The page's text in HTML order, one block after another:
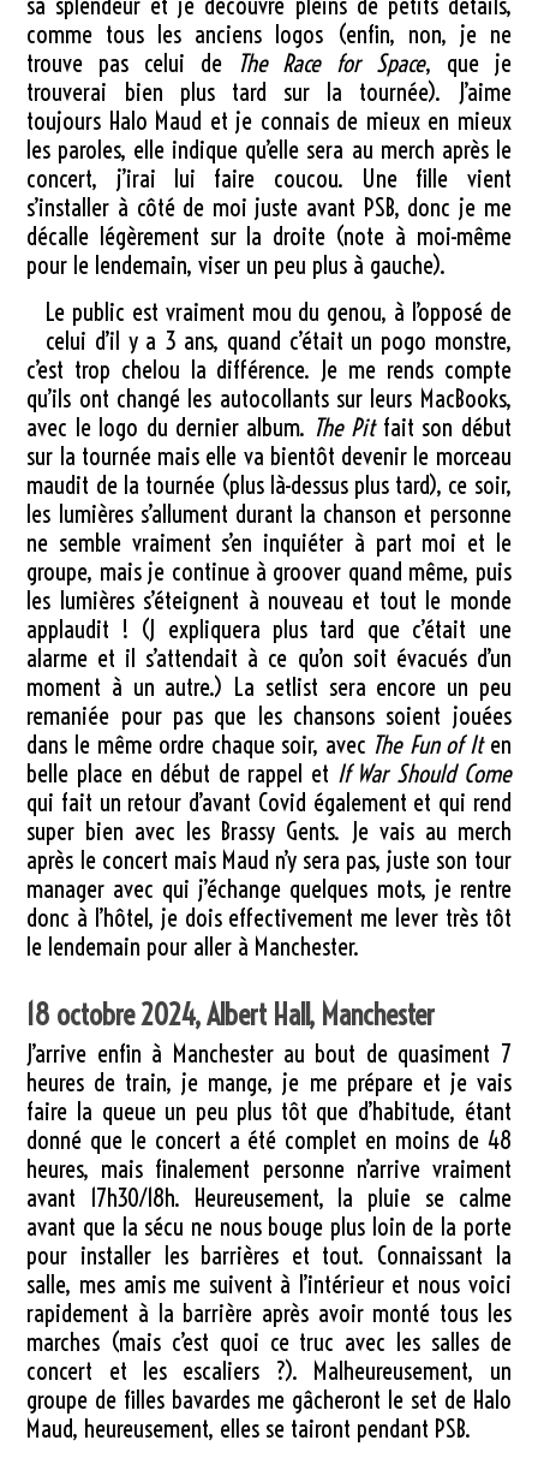
comme tous les anciens logos (enfin, non, je ne
trouve pas celui de
The Race for Space, que je
trouverai bien plus tard sur la tournée). J’aime
toujours Halo Maud et je connais de mieux en mieux
les paroles, elle indique qu’elle sera au merch après le
concert, j’irai lui faire coucou. Une fille vient
s’installer à côté de moi juste avant PSB, donc je me
décalle légèrement sur la droite (note à moi-même
pour le lendemain, viser un peu plus à gauche).
Le public est vraiment mou du genou, à l’opposé de
celui d’il y a 3 ans, quand c’était un pogo monstre,
c’est trop chelou la différence. Je me rends compte
qu’ils ont changé les autocollants sur leurs MacBooks,
avec le logo du dernier album. The Pitfait son début
sur la tournée mais elle va bientôt devenir le morceau
maudit de la tournée (plus là-dessus plus tard), ce soir,
les lumières s’allument durant la chanson et personne
ne semble vraiment s’en inquiéter à part moi et le
groupe, mais je continue à groover quand même, puis
les lumières s’éteignent à nouveau et tout le monde
applaudit ! (J expliquera plus tard que c’était une
alarme et il s’attendait à ce qu’on soit évacués d’un
moment à un autre.) La setlist sera encore un peu
remaniée pour pas que les chansons soient jouées
dans le même ordre chaque soir, avec The Fun of Iten
belle place en début de rappel et If War Should Come
qui fait un retour d’avant Covid également et qui rend
super bien avec les Brassy Gents. Je vais au merch
après le concert mais Maud n’y sera pas, juste son tour
manager avec qui j’échange quelques mots, je rentre
donc à l’hôtel, je dois effectivement me lever très tôt
le lendemain pour aller à Manchester.
18 octobre 2024, Albert Hall, Manchester
J’arrive enfin à Manchester au bout de quasiment 7
heures de train, je mange, je me prépare et je vais
faire la queue un peu plus tôt que d’habitude, étant
donné que le concert a été complet en moins de 48
heures, mais finalement personne n’arrive vraiment
avant 17h30/18h. Heureusement, la pluie se calme
avant que la sécu ne nous bouge plus loin de la porte
pour installer les barrières et tout. Connaissant la
salle, mes amis me suivent à l’intérieur et nous voici
rapidement à la barrière après avoir monté tous les
marches (mais c’est quoi ce truc avec les salles de
concert et les escaliers ?). Malheureusement, un
groupe de filles bavardes me gâcheront le set de Halo
Maud, heureusement, elles se tairont pendant PSB.